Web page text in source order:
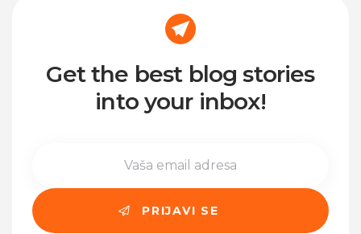
Get the best blog stories
into your inbox!